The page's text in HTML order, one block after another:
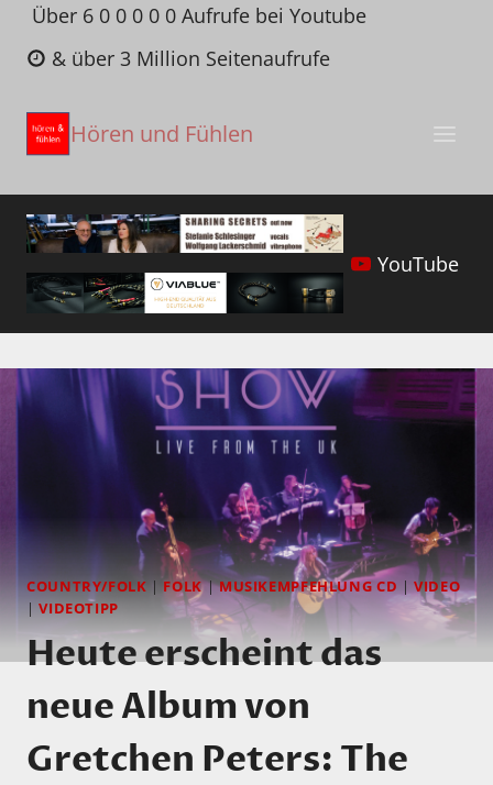
Zum
Inhalt
springen
Über 6 0 0 0 0 0 Aufrufe bei Youtube
& über 3 Million Seitenaufrufe
Hören und Fühlen
YouTube
COUNTRY/FOLK | FOLK|MUSIKEMPFEHLUNG CD |VIDEO
|VIDEOTIPP
Heute erscheint das
neue Album von
Gretchen Peters: The